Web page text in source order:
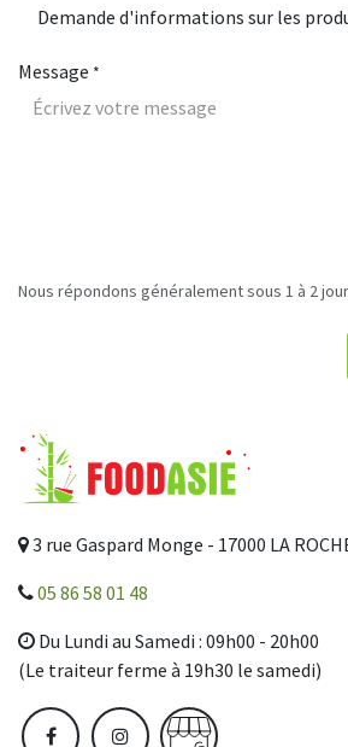
Message *
Nous répondons généralement sous 1 à 2
3 rue Gaspard Monge - 17000 LA
05 86 58 01 48
Du Lundi au Samedi : 09h00 - 20h00
(Le traiteur ferme à 19h30 le samedi)